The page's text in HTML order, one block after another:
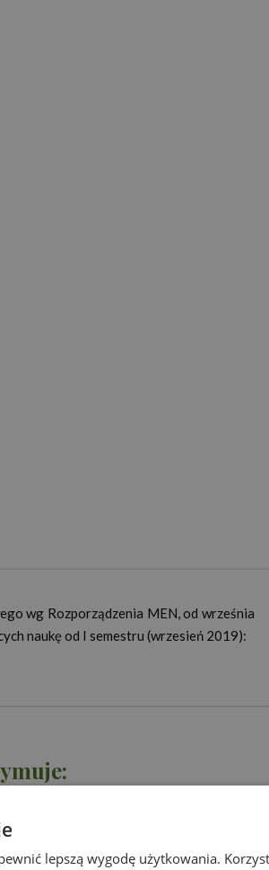
wg Rozporządzenia MEN, od września
naukę od I semestru (wrzesień 2019):
lepszą wygodę użytkowania.